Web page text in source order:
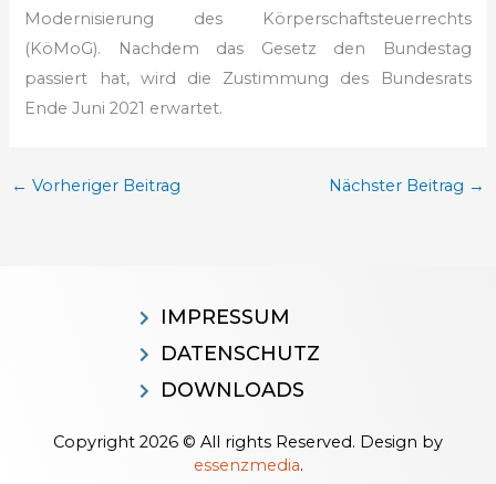
Modernisierung des Körperschaftsteuerrechts
(KöMoG). Nachdem das Gesetz den Bundestag
passiert hat, wird die Zustimmung des Bundesrats
Ende Juni 2021 erwartet.
← Vorheriger Beitrag Nächster Beitrag →
IMPRESSUM
DATENSCHUTZ
DOWNLOADS
Copyright 2026 © All rights Reserved. Design by
essenzmedia.